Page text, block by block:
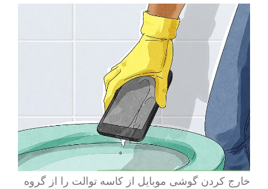
خارج کردن گوشی موبایل از کاسه توالت را از گروه